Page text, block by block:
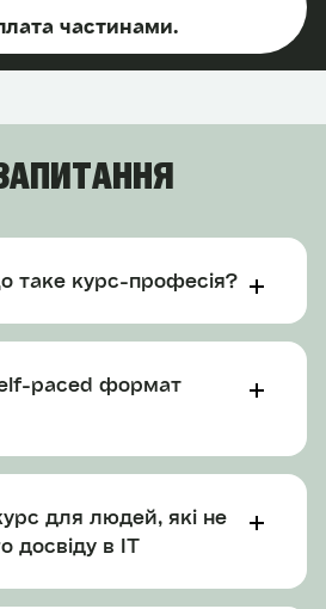
частинами.
таке курс-професія?
paced формат
для людей, які не
досвіду в IT